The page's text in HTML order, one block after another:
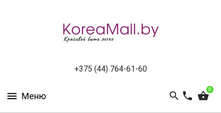
+375 (44) 764-61-60
0
СПЕЦПРЕДЛОЖЕНИЯ
ВСЕ